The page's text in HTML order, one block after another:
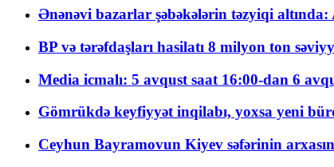
Ənənəvi bazarlar şəbəkələrin təzyiqi
BP və tərəfdaşları hasilatı 8 milyon ton
Media icmalı: 5 avqust saat 16:00-dan 6
Gömrükdə keyfiyyət inqilabı, yoxsa yeni
Ceyhun Bayramovun Kiyev səfərinin